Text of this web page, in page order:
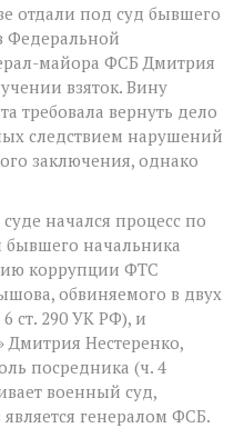
отдали под суд бывшего
Федеральной
майора ФСБ Дмитрия
взяток. Вину
требовала вернуть дело
следствием нарушений
заключения, однако
начался процесс по
начальника
коррупции ФТС
обвиняемого в двух
ст. 290 УК РФ), и
Дмитрия Нестеренко,
посредника (ч. 4
военный суд,
генералом ФСБ.